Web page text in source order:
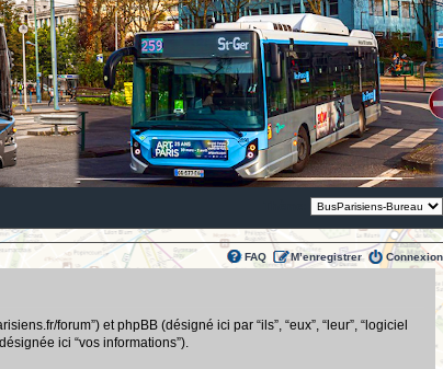
FAQ M’enregistrer Connexion
forum”) et phpBB (désigné ici par “ils”, “eux”, “leur”, “logiciel
ici “vos informations”).